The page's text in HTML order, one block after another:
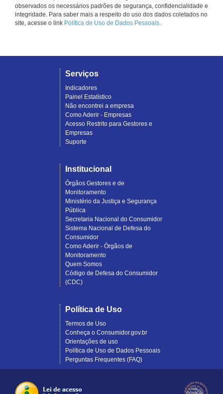
observados os necessários padrões de segurança, confidencialidade e
integridade. Para saber mais a respeito do uso dos dados coletados no
site, acesse o link Política de Uso de Dados Pessoais.
Serviços
Indicadores
Painel Estatístico
Não encontrei a empresa
Como Aderir - Empresas
Acesso Restrito para Gestores e
Empresas
Suporte
Institucional
Órgãos Gestores e de
Monitoramento
Ministério da Justiça e Segurança
Pública
Secretaria Nacional do Consumidor
Sistema Nacional de Defesa do
Consumidor
Como Aderir - Órgãos de
Monitoramento
Quem Somos
Código de Defesa do Consumidor
(CDC)
Política de Uso
Termos de Uso
Conheça o Consumidor.gov.br
Orientações de uso
Política de Uso de Dados Pessoais
Perguntas Frequentes (FAQ)